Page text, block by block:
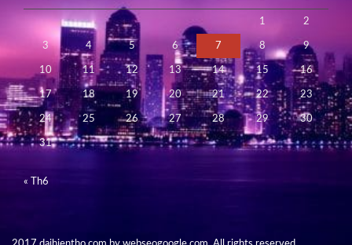
1 2
3 4 5 6 7 8 9
10 11 12 13 14 15 16
17 18 19 20 21 22 23
24 25 26 27 28 29 30
31
« Th6